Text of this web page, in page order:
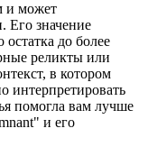
и может
Его значение
остатка до более
реликты или
в котором
интерпретировать
помогла вам лучше
и его